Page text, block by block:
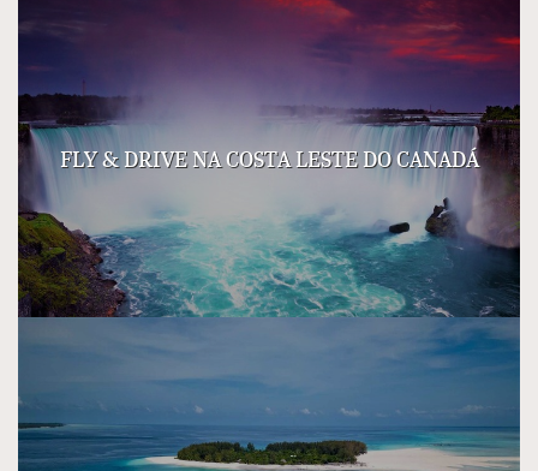
FLY & DRIVE NA COSTA LESTE DO CANADÁ